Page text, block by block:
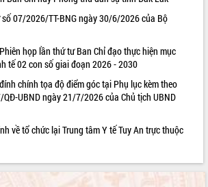
miễn phí
Cư Pui
thường kỳ
Mẹ Việt
chương
nhiệm
dân
07/2026/TT-BNG ngày 30/6/2026 của Bộ
họp lần thứ tư Ban Chỉ đạo thực hiện mục
tế 02 con số giai đoạn 2026 - 2030
chính tọa độ điểm góc tại Phụ lục kèm theo
UBND ngày 21/7/2026 của Chủ tịch UBND
về tổ chức lại Trung tâm Y tế Tuy An trực thuộc